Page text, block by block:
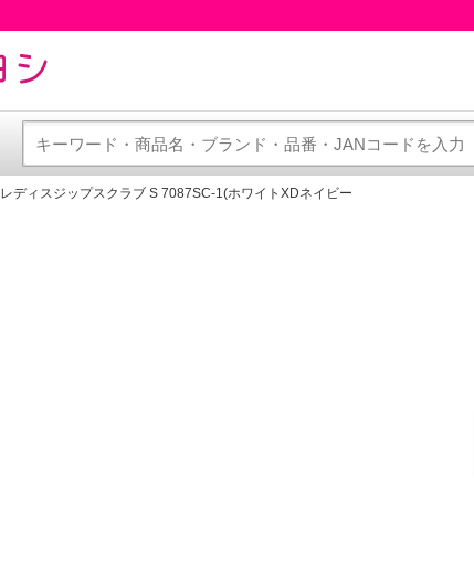
レディスジップスクラブ S 7087SC-1(ホワイトXDネイビー